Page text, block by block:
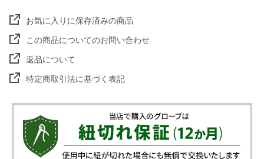
お気に入りに保存済みの商品
この商品についてのお問い合わせ
返品について
特定商取引法に基づく表記